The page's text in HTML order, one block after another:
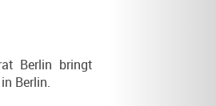
Berlin bringt
Berlin.